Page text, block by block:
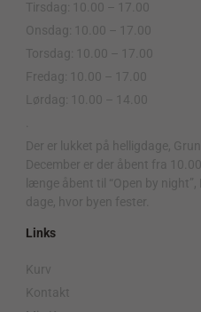
Tirsdag: 10.00 – 17.00
Onsdag: 10.00 – 17.00
Torsdag: 10.00 – 17.00
Fredag: 10.00 – 17.00
Lørdag: 10.00 – 14.00
Der er lukket på helligdage,
December er der åbent fra
længe åbent til “Open by
dage, hvor byen fester.
Links
Kurv
Kontakt